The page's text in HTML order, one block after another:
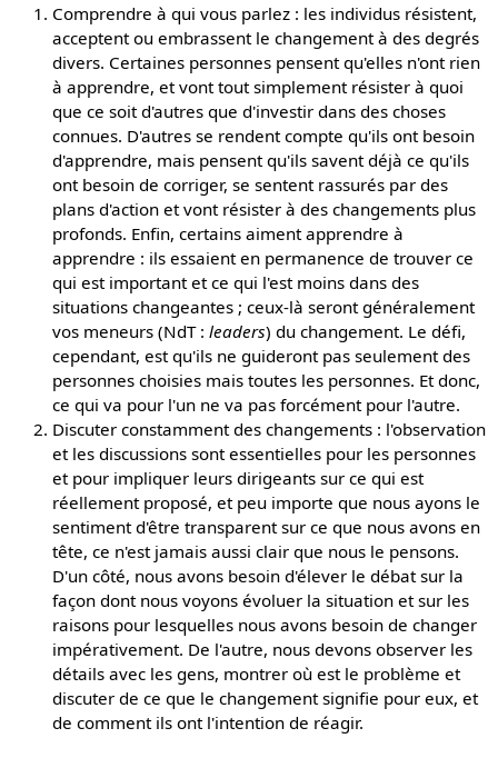
Comprendre à qui vous parlez : les individus résistent,
acceptent ou embrassent le changement à des degrés
divers. Certaines personnes pensent qu'elles n'ont rien
à apprendre, et vont tout simplement résister à quoi
que ce soit d'autres que d'investir dans des choses
connues. D'autres se rendent compte qu'ils ont besoin
d'apprendre, mais pensent qu'ils savent déjà ce qu'ils
ont besoin de corriger, se sentent rassurés par des
plans d'action et vont résister à des changements plus
profonds. Enfin, certains aiment apprendre à
apprendre : ils essaient en permanence de trouver ce
qui est important et ce qui l'est moins dans des
situations changeantes ; ceux-là seront généralement
vos meneurs (NdT : leaders) du changement. Le défi,
cependant, est qu'ils ne guideront pas seulement des
personnes choisies mais toutes les personnes. Et donc,
ce qui va pour l'un ne va pas forcément pour l'autre.
Discuter constamment des changements : l'observation
et les discussions sont essentielles pour les personnes
et pour impliquer leurs dirigeants sur ce qui est
réellement proposé, et peu importe que nous ayons le
sentiment d'être transparent sur ce que nous avons en
tête, ce n'est jamais aussi clair que nous le pensons.
D'un côté, nous avons besoin d'élever le débat sur la
façon dont nous voyons évoluer la situation et sur les
raisons pour lesquelles nous avons besoin de changer
impérativement. De l'autre, nous devons observer les
détails avec les gens, montrer où est le problème et
discuter de ce que le changement signifie pour eux, et
de comment ils ont l'intention de réagir.